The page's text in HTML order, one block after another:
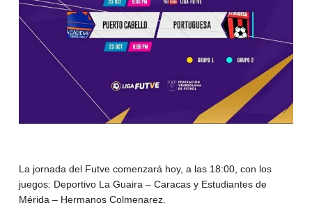
La jornada del Futve comenzará hoy, a las 18:00, con los
juegos: Deportivo La Guaira – Caracas y Estudiantes de
Mérida – Hermanos Colmenarez.